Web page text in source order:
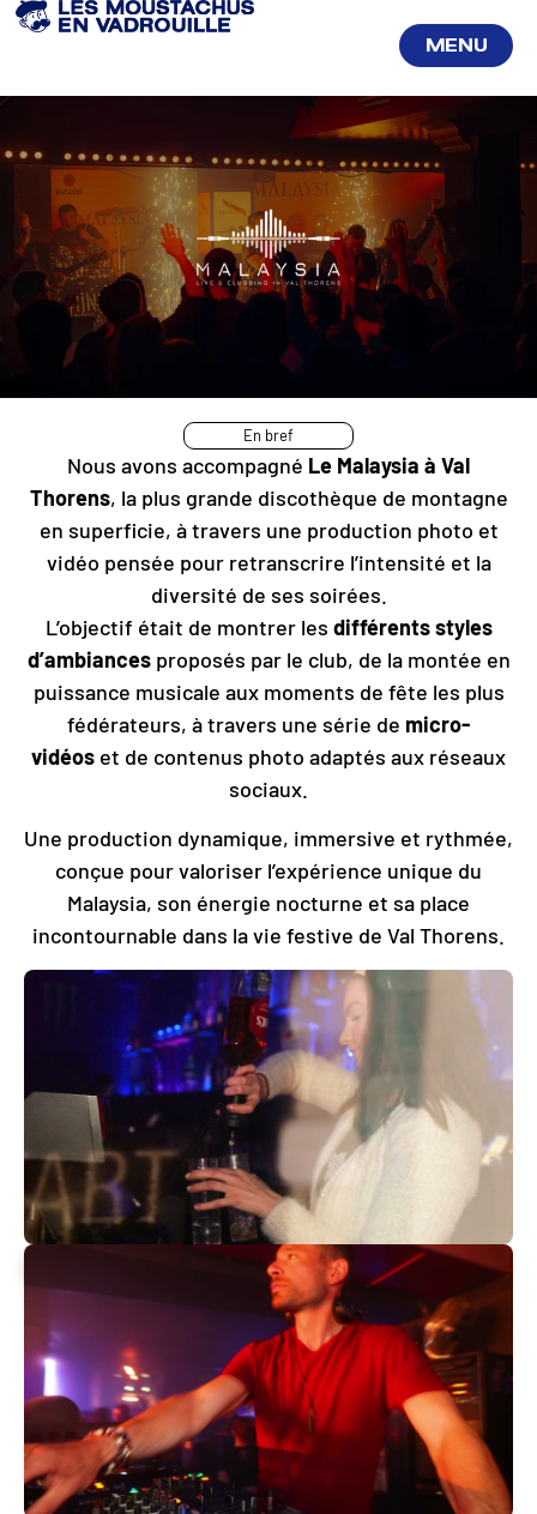
MENU
En bref
Nous avons accompagné Le Malaysia à Val
Thorens, la plus grande discothèque de montagne
en superficie, à travers une production photo et
vidéo pensée pour retranscrire l’intensité et la
diversité de ses soirées.
L’objectif était de montrer les différents styles
d’ambiancesproposés par le club, de la montée en
puissance musicale aux moments de fête les plus
fédérateurs, à travers une série de micro-
vidéos et de contenus photo adaptés aux réseaux
sociaux.
Une production dynamique, immersive et rythmée,
conçue pour valoriser l’expérience unique du
Malaysia, son énergie nocturne et sa place
incontournable dans la vie festive de Val Thorens.